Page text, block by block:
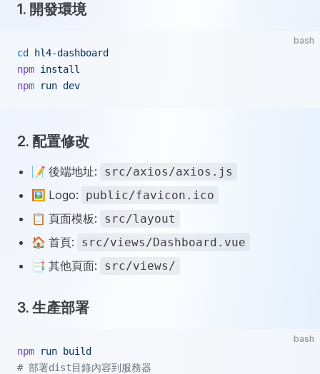
1. 開發環境
bash
cd
hl4-dashboard
npm install
npm run dev
2. 配置修改
📝 後端地址: src/axios/axios.js
🖼️ Logo: public/favicon.ico
📋 頁面模板: src/layout
🏠 首頁: src/views/Dashboard.vue
📑 其他頁面: src/views/
3. 生產部署
bash
npm run build
# 部署dist目錄內容到服務器